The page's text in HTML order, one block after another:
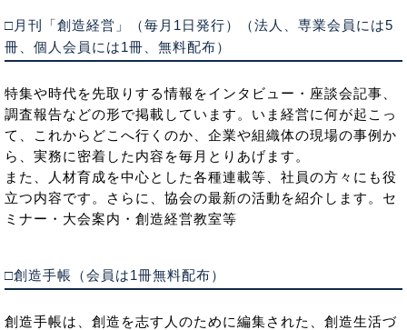
□月刊「創造経営」（毎月1日発行）（法人、専業会員には5
冊、個人会員には1冊、無料配布）
特集や時代を先取りする情報をインタビュー・座談会記事、
調査報告などの形で掲載しています。いま経営に何が起こっ
て、これからどこへ行くのか、企業や組織体の現場の事例か
ら、実務に密着した内容を毎月とりあげます。
また、人材育成を中心とした各種連載等、社員の方々にも役
立つ内容です。さらに、協会の最新の活動を紹介します。セ
ミナー・大会案内・創造経営教室等
□創造手帳（会員は1冊無料配布）
創造手帳は、創造を志す人のために編集された、創造生活づ